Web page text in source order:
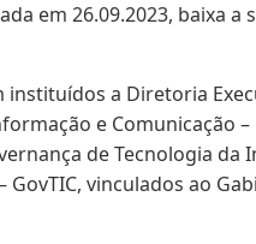
em 26.09.2023, baixa a
instituídos a Diretoria
e Comunicação –
de Tecnologia da
GovTIC, vinculados ao